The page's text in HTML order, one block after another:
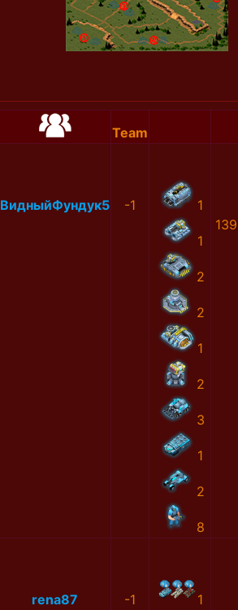
Team
ВидныйФундук5 -1 1
1
2
2
1
2
3
1
2
8
rena87 -1 1